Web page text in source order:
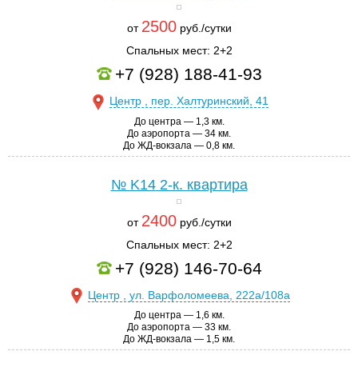
от 2500руб./сутки
Спальных мест: 2+2
+7 (928) 188-41-93
Центр , пер. Халтуринский, 41
До центра — 1,3 км.
До аэропорта — 34 км.
До ЖД-вокзала — 0,8 км.
№ K142-к. квартира
от 2400руб./сутки
Спальных мест: 2+2
+7 (928) 146-70-64
Центр , ул. Варфоломеева, 222а/108а
До центра — 1,6 км.
До аэропорта — 33 км.
До ЖД-вокзала — 1,5 км.